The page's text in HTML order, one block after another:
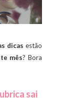
dicas estão
mês? Bora
sai